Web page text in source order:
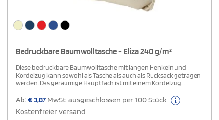
Bedruckbare Baumwolltasche - Eliza 240 g/m²
Diese bedruckbare Baumwolltasche mit langen Henkeln und
Kordelzug kann sowohl als Tasche als auch als Rucksack getragen
werden. Das geräumige Hauptfach ist mit einem Kordelzug
ausgestattet und verfügt über zwei 31 cm lange, umklappbare
Henkel. Das Fassungsvermögen beträgt 1,5 Liter, die Tragkraft bis
Ab:€3,87 MwSt. ausgeschlossen per 100 Stück
Kostenfreier versand